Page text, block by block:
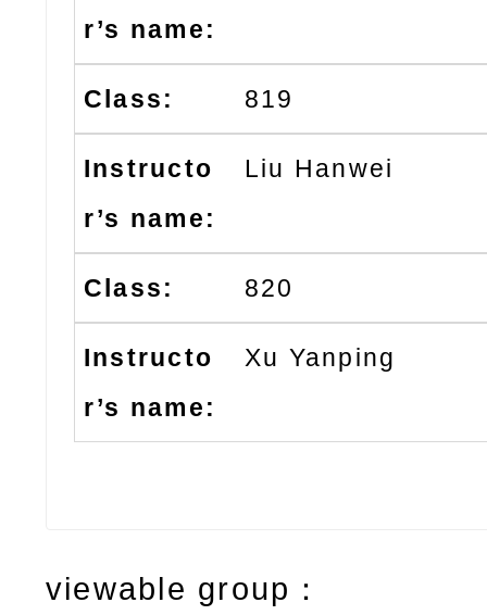
819
Liu Hanwei
820
Xu Yanping
viewable group：